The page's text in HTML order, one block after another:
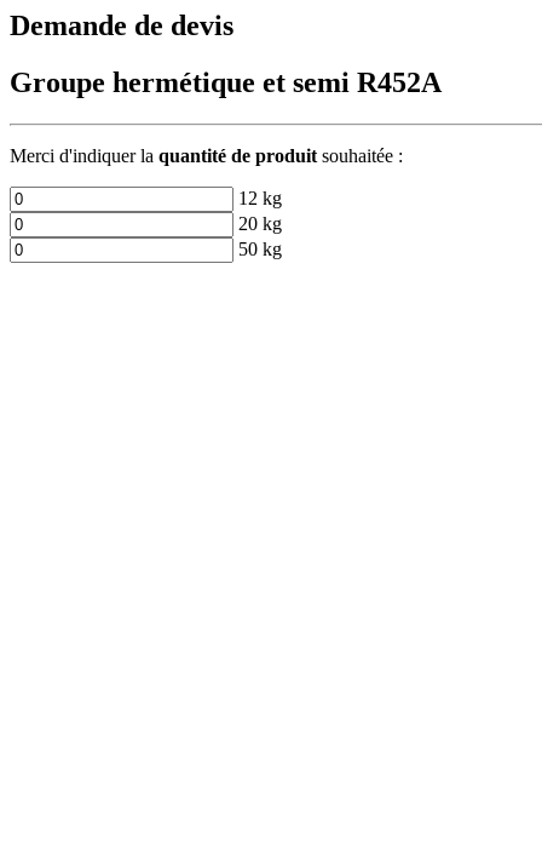
Demande de devis
Groupe hermétique et semi R452A
Merci d'indiquer la quantité de produit souhaitée :
12 kg
20 kg
50 kg